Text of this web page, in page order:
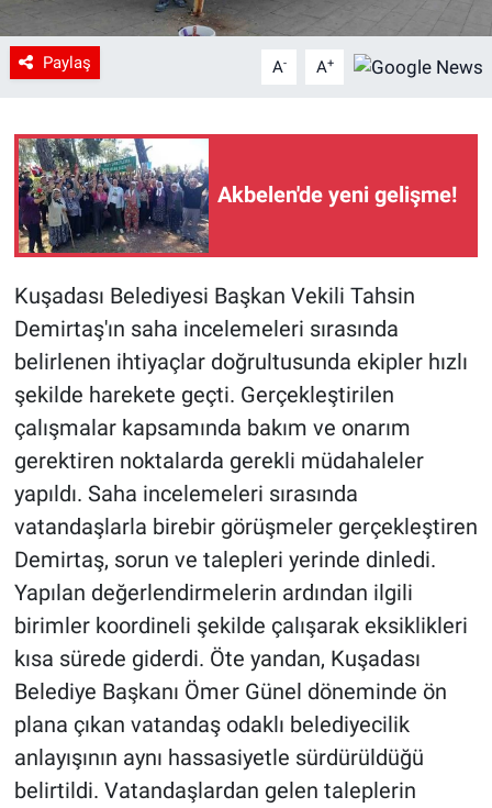
Paylaş A- A+
Akbelen'de yeni gelişme!
Kuşadası Belediyesi Başkan Vekili Tahsin
Demirtaş'ın saha incelemeleri sırasında
belirlenen ihtiyaçlar doğrultusunda ekipler hızlı
şekilde harekete geçti. Gerçekleştirilen
çalışmalar kapsamında bakım ve onarım
gerektiren noktalarda gerekli müdahaleler
yapıldı. Saha incelemeleri sırasında
vatandaşlarla birebir görüşmeler gerçekleştiren
Demirtaş, sorun ve talepleri yerinde dinledi.
Yapılan değerlendirmelerin ardından ilgili
birimler koordineli şekilde çalışarak eksiklikleri
kısa sürede giderdi. Öte yandan, Kuşadası
Belediye Başkanı Ömer Günel döneminde ön
plana çıkan vatandaş odaklı belediyecilik
anlayışının aynı hassasiyetle sürdürüldüğü
belirtildi. Vatandaşlardan gelen taleplerin